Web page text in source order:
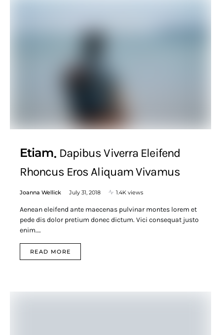
Etiam Dapibus Viverra Eleifend
Rhoncus Eros Aliquam Vivamus
Joanna Wellick July 31, 2018 1.4K views
Aenean eleifend ante maecenas pulvinar montes lorem et
pede dis dolor pretium donec dictum. Vici consequat justo
enim.…
READ MORE